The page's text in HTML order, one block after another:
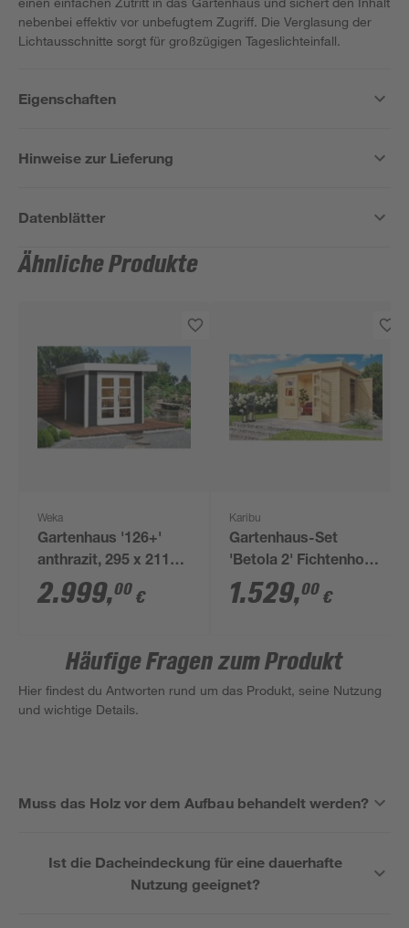
nebenbei effektiv vor unbefugtem Zugriff. Die Verglasung der
Lichtausschnitte sorgt für großzügigen Tageslichteinfall.
Eigenschaften
Hinweise zur Lieferung
Datenblätter
Ähnliche Produkte
Weka
Gartenhaus '126+'
anthrazit, 295 x 211
cm
2.999,00 €
Karibu
Gartenhaus-Set
'Betola 2' Fichtenholz
naturbelassen 211 x
288 x 217 cm
1.529,00 €
Häufige Fragen zum Produkt
Hier findest du Antworten rund um das Produkt, seine Nutzung
und wichtige Details.
Muss das Holz vor dem Aufbau behandelt werden?
Ist die Dacheindeckung für eine dauerhafte
Nutzung geeignet?